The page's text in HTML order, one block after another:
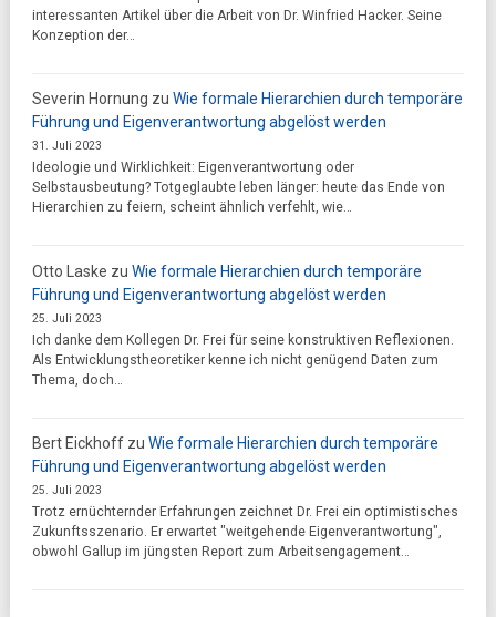
interessanten Artikel über die Arbeit von Dr. Winfried Hacker. Seine
Konzeption der…
Severin Hornung zu Wie formale Hierarchien durch temporäre
Führung und Eigenverantwortung abgelöst werden
31. Juli 2023
Ideologie und Wirklichkeit: Eigenverantwortung oder
Selbstausbeutung? Totgeglaubte leben länger: heute das Ende von
Hierarchien zu feiern, scheint ähnlich verfehlt, wie…
Otto Laske zu Wie formale Hierarchien durch temporäre
Führung und Eigenverantwortung abgelöst werden
25. Juli 2023
Ich danke dem Kollegen Dr. Frei für seine konstruktiven Reflexionen.
Als Entwicklungstheoretiker kenne ich nicht genügend Daten zum
Thema, doch…
Bert Eickhoffzu Wie formale Hierarchien durch temporäre
Führung und Eigenverantwortung abgelöst werden
25. Juli 2023
Trotz ernüchternder Erfahrungen zeichnet Dr. Frei ein optimistisches
Zukunftsszenario. Er erwartet "weitgehende Eigenverantwortung",
obwohl Gallup im jüngsten Report zum Arbeitsengagement…